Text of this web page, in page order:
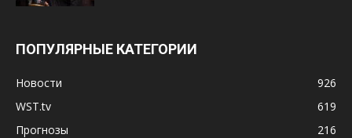
ПОПУЛЯРНЫЕ КАТЕГОРИИ
Новости
926
WST.tv
619
Прогнозы
216